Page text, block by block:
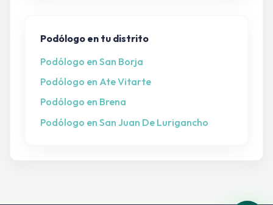
Podólogo en tu distrito
Podólogo en San Borja
Podólogo en Ate Vitarte
Podólogo en Brena
Podólogo en San Juan De Lurigancho